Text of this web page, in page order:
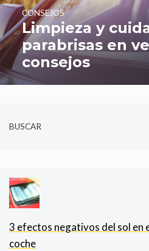
Limpieza y
parabrisas en
consejos
CONSEJOS
BUSCAR
3 efectos negativos del sol en
coche